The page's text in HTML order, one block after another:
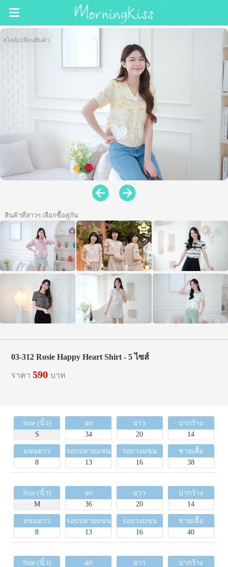
สไลด์เปลี่ยนสินค้า
สินค้าที่สาวๆ เลือกซื้อคู่กัน
03-312 Rosie Happy Heart Shirt - 5 ไซส์
ราคา590บาท
Size (นิ้ว)
S
อก
34
ยาว
20
บ่ากว้าง
14
แขนยาว
8
รอบปลายแขน
13
รอบวงแขน
16
ชายเสื้อ
38
Size (นิ้ว)
M
อก
36
ยาว
20
บ่ากว้าง
14
แขนยาว
8
รอบปลายแขน
13
รอบวงแขน
16
ชายเสื้อ
40
Size (นิ้ว)
อก
ยาว
บ่ากว้าง